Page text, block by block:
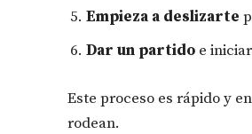
Empieza a deslizarte
Dar un partido e
Este proceso es rápido y
rodean.